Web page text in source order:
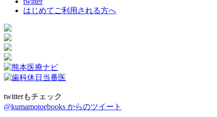
はじめてご利用される方へ
twitterもチェック
@kumamotoebooks からのツイート